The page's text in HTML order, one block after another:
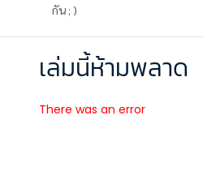
กัน ; )
เล่มนี้ห้ามพลาด
There was an error